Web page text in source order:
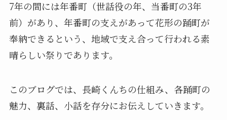
7年の間には年番町（世話役の年、当番町の3年
前）があり、年番町の支えがあって花形の踊町が
奉納できるという、地域で支え合って行われる素
晴らしい祭りであります。
このブログでは、長崎くんちの仕組み、各踊町の
魅力、裏話、小話を存分にお伝えしていきます。